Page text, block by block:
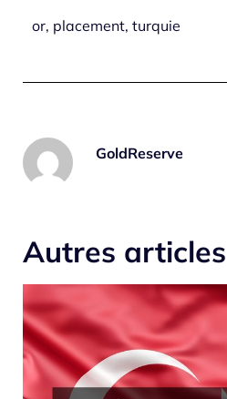
or, placement, turquie
GoldReserve
Autres articles